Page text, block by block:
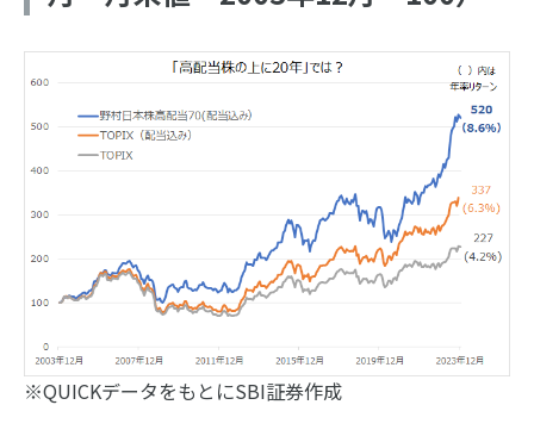
※QUICKデータをもとにSBI証券作成